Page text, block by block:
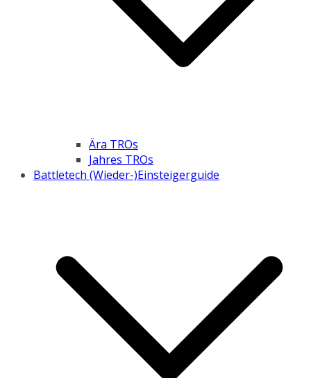
Ära TROs
Jahres TROs
Battletech (Wieder-)Einsteigerguide